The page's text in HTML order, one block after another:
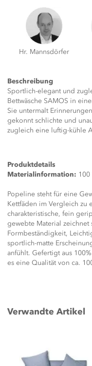
Hr. Mannsdörfer
Beschreibung
Sportlich-elegant und
Bettwäsche SAMOS in
Sie untermalt
gekonnt schlichte und
zugleich eine luftig-kühle
Produktdetails
Materialinformation:
Popeline steht für eine
Kettfäden im Vergleich zu
charakteristische, fein
gewebte Material
Formbeständigkeit,
sportlich-matte
anfühlt. Gefertigt aus
es eine Qualität von ca.
Verwandte Artikel